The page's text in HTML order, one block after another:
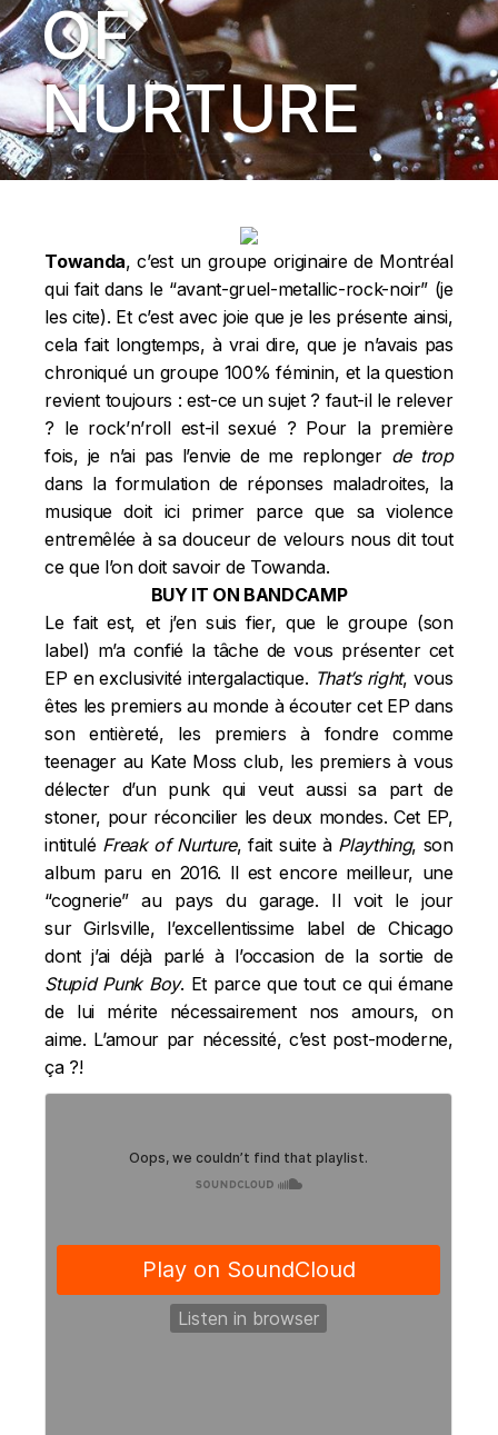
OF
NURTURE
Towanda, c’est un groupe originaire de Montréal
qui fait dans le “avant-gruel-metallic-rock-noir” (je
les cite). Et c’est avec joie que je les présente ainsi,
cela fait longtemps, à vrai dire, que je n’avais pas
chroniqué un groupe 100% féminin, et la question
revient toujours : est-ce un sujet ? faut-il le relever
? le rock’n’roll est-il sexué ? Pour la première
fois, je n’ai pas l’envie de me replonger de trop
dans la formulation de réponses maladroites, la
musique doit ici primer parce que sa violence
entremêlée à sa douceur de velours nous dit tout
ce que l’on doit savoir de Towanda.
BUY IT ON BANDCAMP
Le fait est, et j’en suis fier, que le groupe (son
label) m’a confié la tâche de vous présenter cet
EP en exclusivité intergalactique. That’s right, vous
êtes les premiers au monde à écouter cet EP dans
son entièreté, les premiers à fondre comme
teenager au Kate Moss club, les premiers à vous
délecter d’un punk qui veut aussi sa part de
stoner, pour réconcilier les deux mondes. Cet EP,
intituléFreak of Nurture, fait suite à Plaything, son
album paru en 2016. Il est encore meilleur, une
“cognerie” au pays du garage. Il voit le jour
surGirlsville, l’excellentissime label de Chicago
dont j’ai déjà parlé à l’occasion de la sortie de
Stupid Punk Boy. Et parce que tout ce qui émane
de lui mérite nécessairement nos amours, on
aime. L’amour par nécessité, c’est post-moderne,
ça ?!